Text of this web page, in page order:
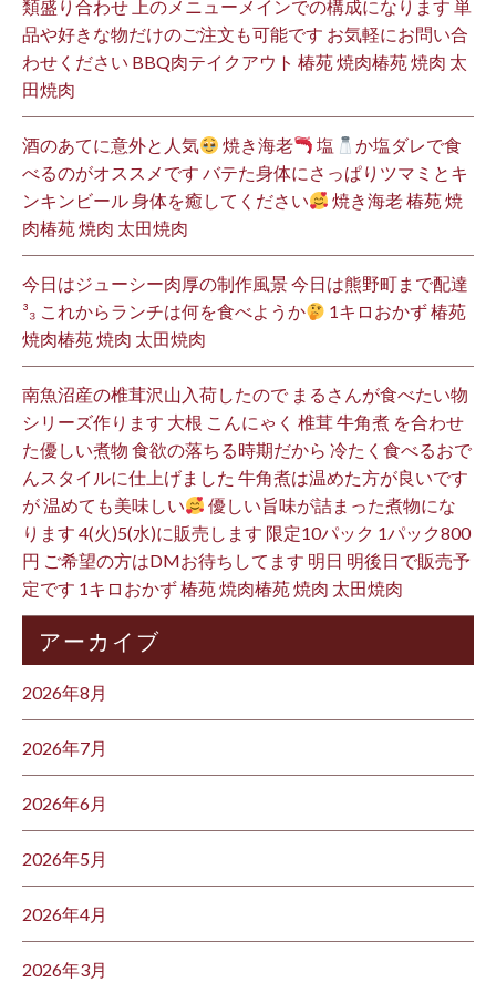
類盛り合わせ 上のメニューメインでの構成になります 単
品や好きな物だけのご注文も可能です お気軽にお問い合
わせください BBQ肉テイクアウト 椿苑 焼肉椿苑 焼肉 太
田焼肉
酒のあてに意外と人気 焼き海老 塩
か塩ダレで食
べるのがオススメです バテた身体にさっぱりツマミとキ
ンキンビール 身体を癒してください
焼き海老 椿苑 焼
肉椿苑 焼肉 太田焼肉
今日はジューシー肉厚の制作風景 今日は熊野町まで配達
³₃ これからランチは何を食べようか
1キロおかず 椿苑
焼肉椿苑 焼肉 太田焼肉
南魚沼産の椎茸沢山入荷したので まるさんが食べたい物
シリーズ作ります 大根 こんにゃく 椎茸 牛角煮 を合わせ
た優しい煮物 食欲の落ちる時期だから 冷たく食べるおで
んスタイルに仕上げました 牛角煮は温めた方が良いです
が 温めても美味しい
優しい旨味が詰まった煮物にな
ります 4(火)5(水)に販売します 限定10パック 1パック800
円 ご希望の方はDMお待ちしてます 明日 明後日で販売予
定です 1キロおかず 椿苑 焼肉椿苑 焼肉 太田焼肉
アーカイブ
2026年8月
2026年7月
2026年6月
2026年5月
2026年4月
2026年3月